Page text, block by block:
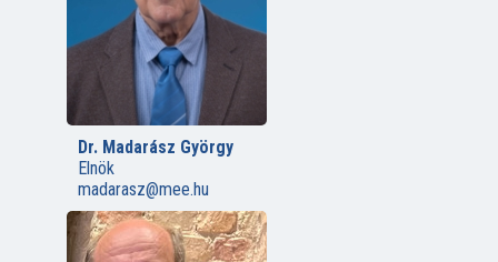
Dr. Madarász György
Elnök
madarasz@mee.hu